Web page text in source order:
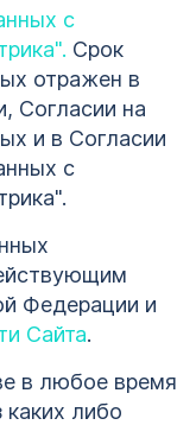
с
Срок
отражен в
Согласии на
и в Согласии
с
Федерации и
Сайта.
в любое время
либо